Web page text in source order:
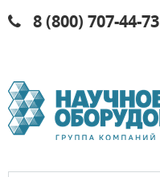
8 (800) 707-44-73